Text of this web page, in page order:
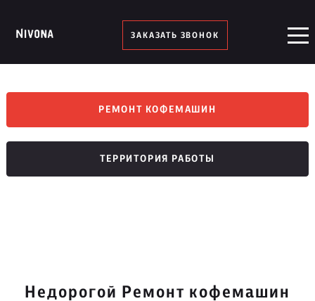
ЗАКАЗАТЬ ЗВОНОК
РЕМОНТ КОФЕМАШИН
ТЕРРИТОРИЯ РАБОТЫ
Недорогой Ремонт кофемашин